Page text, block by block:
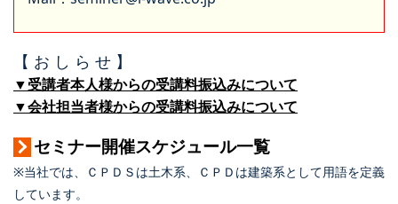
【 お し ら せ 】
▼受講者本人様からの受講料振込みについて
▼会社担当者様からの受講料振込みについて
セミナー開催スケジュール一覧
※当社では、ＣＰＤＳは土木系、ＣＰＤは建築系として用語を定義
しています。